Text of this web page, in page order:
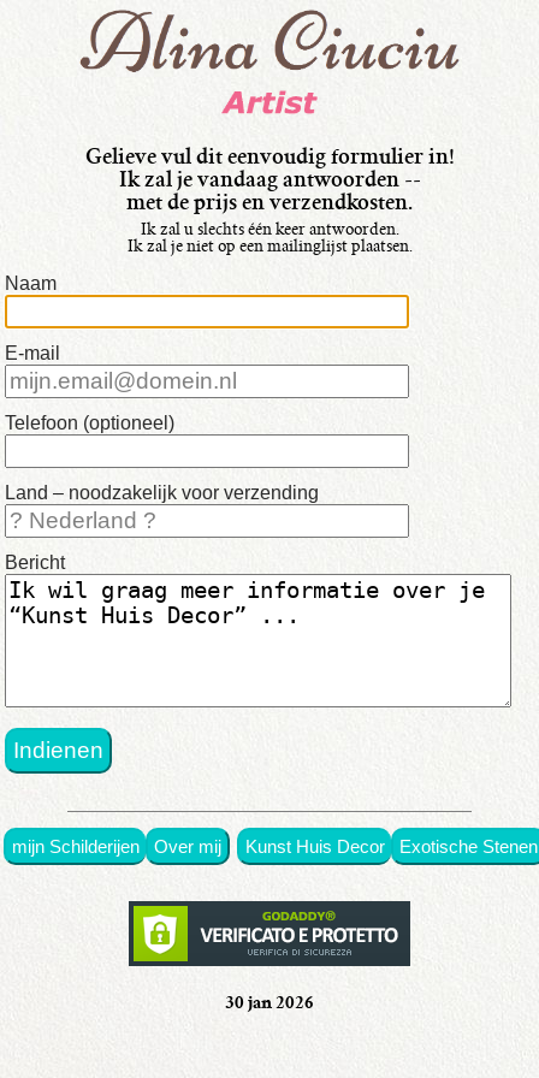
Français
Nederlands
English
•
mijn
Schilderijen
•
beschikbaar
in
origineel
prijsen
•
in
Gelieve vul dit eenvoudig formulier in!
Ik zal je vandaag antwoorden --
met de prijs en verzendkosten.
Ik zal u slechts één keer antwoorden.
Ik zal je niet op een mailinglijst plaatsen.
Naam
E-mail
Telefoon (optioneel)
Land – noodzakelijk voor verzending
Bericht
mijn Schilderijen Over mij Kunst Huis Decor Exotische Stenen
30 jan 2026